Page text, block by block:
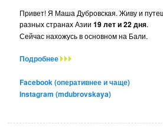
Привет! Я Маша Дубровская. Живу и
разных странах Азии19 лет и 22 дня.
Сейчас нахожусь в основном на Бали.
Подробнее
Facebook (оперативнее и чаще)
Instagram (mdubrovskaya)